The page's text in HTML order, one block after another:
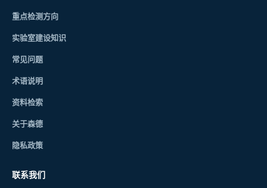
重点检测方向
实验室建设知识
常见问题
术语说明
资料检索
关于森德
隐私政策
联系我们